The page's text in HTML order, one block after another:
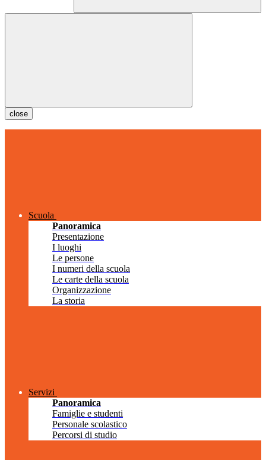
close
Scuola
Panoramica
Presentazione
I luoghi
Le persone
I numeri della scuola
Le carte della scuola
Organizzazione
La storia
Servizi
Panoramica
Famiglie e studenti
Personale scolastico
Percorsi di studio